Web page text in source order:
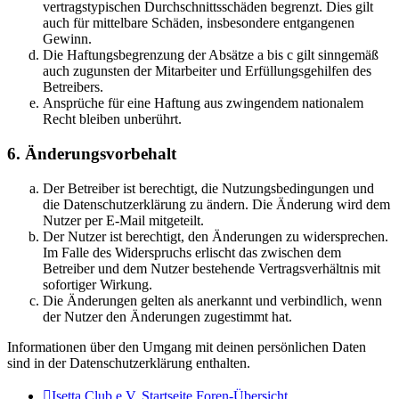
vertragstypischen Durchschnittsschäden begrenzt. Dies gilt
auch für mittelbare Schäden, insbesondere entgangenen
Gewinn.
Die Haftungsbegrenzung der Absätze a bis c gilt sinngemäß
auch zugunsten der Mitarbeiter und Erfüllungsgehilfen des
Betreibers.
Ansprüche für eine Haftung aus zwingendem nationalem
Recht bleiben unberührt.
6. Änderungsvorbehalt
Der Betreiber ist berechtigt, die Nutzungsbedingungen und
die Datenschutzerklärung zu ändern. Die Änderung wird dem
Nutzer per E-Mail mitgeteilt.
Der Nutzer ist berechtigt, den Änderungen zu widersprechen.
Im Falle des Widerspruchs erlischt das zwischen dem
Betreiber und dem Nutzer bestehende Vertragsverhältnis mit
sofortiger Wirkung.
Die Änderungen gelten als anerkannt und verbindlich, wenn
der Nutzer den Änderungen zugestimmt hat.
Informationen über den Umgang mit deinen persönlichen Daten
sind in der Datenschutzerklärung enthalten.
Isetta Club e.V. Startseite Foren-Übersicht